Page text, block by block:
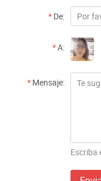
* De:
*A:
* Mensaje:
Escriba